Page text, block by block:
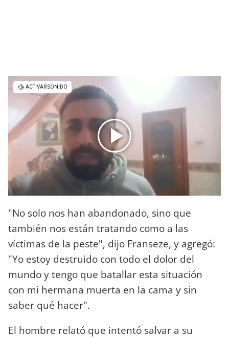
"No solo nos han abandonado, sino que
también nos están tratando como a las
víctimas de la peste", dijo Franseze, y agregó:
"Yo estoy destruido con todo el dolor del
mundo y tengo que batallar esta situación
con mi hermana muerta en la cama y sin
saber qué hacer".
El hombre relató que intentó salvar a su